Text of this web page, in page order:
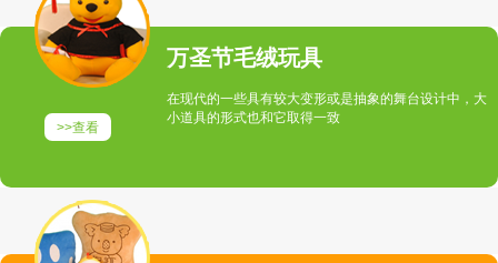
万圣节毛绒玩具
在现代的一些具有较大变形或是抽象的舞台设计中，大
小道具的形式也和它取得一致
>>查看